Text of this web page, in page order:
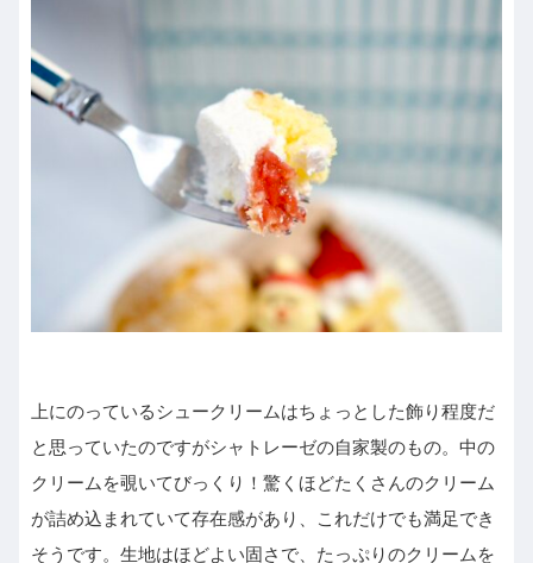
上にのっているシュークリームはちょっとした飾り程度だ
と思っていたのですがシャトレーゼの自家製のもの。中の
クリームを覗いてびっくり！驚くほどたくさんのクリーム
が詰め込まれていて存在感があり、これだけでも満足でき
そうです。生地はほどよい固さで、たっぷりのクリームを